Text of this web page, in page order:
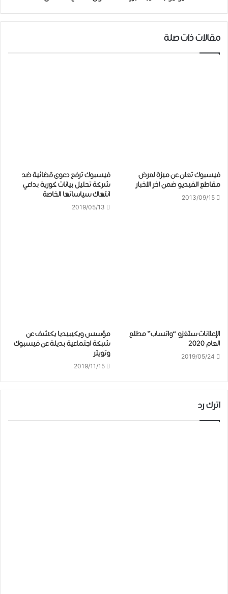
مقالات ذات صلة
فيسبوك تعلن عن ميزة لعرض
مقاطع الفيديو ضمن اخر الاخبار
2013/09/15
فيسبوك ترفع دعوى قضائية ضد
شركة تحليل بيانات كورية بداعي
انتهاك سياساتها الخاصة
2019/05/13
الإعلانات ستغزو “واتساب” مطلع
العام 2020
2019/05/24
ﻣﺆﺳﺲ ﻭﻳﻜﻴﺒﻴﺪﻳﺎ يكشف ﻋﻦ
ﺷﺒﻜﺔ ﺍﺟﺘﻤﺎﻋﻴﺔ ﺑﺪﻳﻠﺔ عن فيسبوك
ﻭﺗﻮﻳﺘﺮ
2019/11/15
اترك رد